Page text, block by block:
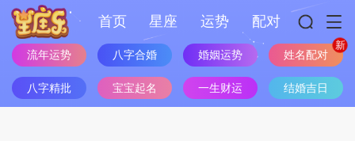
首页 星座 运势 配对
流年运势 八字合婚 婚姻运势 姓名配对
八字精批 宝宝起名 一生财运 结婚吉日